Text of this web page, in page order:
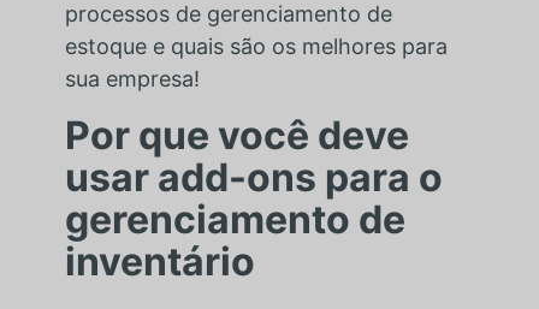
processos de gerenciamento de
estoque e quais são os melhores para
sua empresa!
Por que você deve
usar add-ons para o
gerenciamento de
inventário